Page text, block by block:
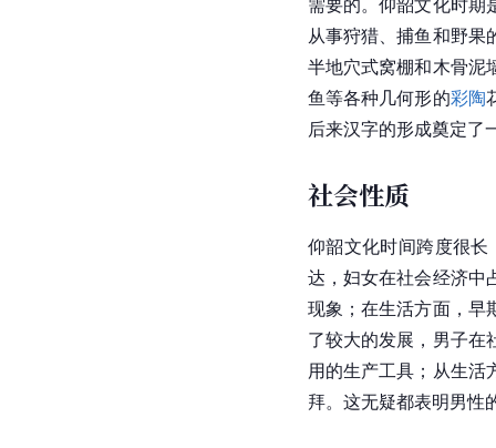
需要的。仰韶文化时期
从事狩猎、捕鱼和野果
半地穴式窝棚和木骨泥
鱼等各种几何形的彩陶
后来汉字的形成奠定了
社会性质
仰韶文化时间跨度很
达，妇女在社会经济中
现象；在生活方面，早
了较大的发展，男子在
用的生产工具；从生活
拜。这无疑都表明男性